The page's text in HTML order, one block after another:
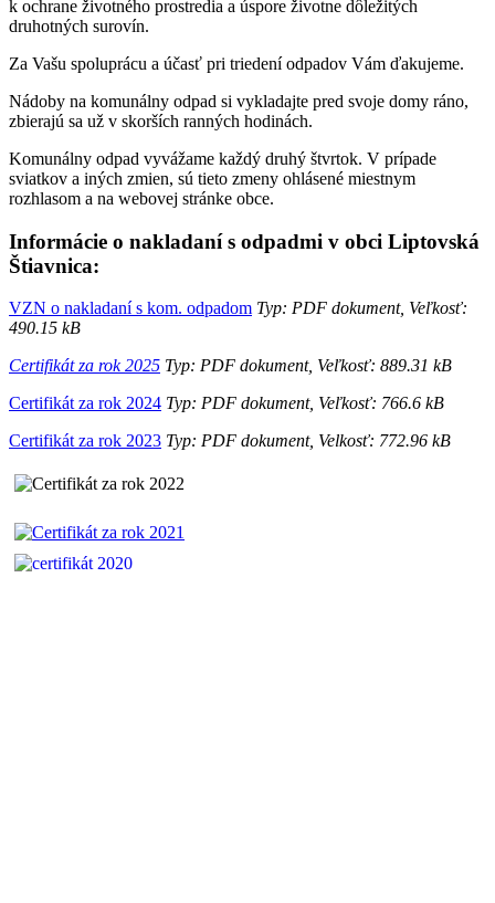
k ochrane životného prostredia a úspore životne dôležitých
druhotných surovín.
Za Vašu spoluprácu a účasť pri triedení odpadov Vám ďakujeme.
Nádoby na komunálny odpad si vykladajte pred svoje domy ráno,
zbierajú sa už v skorších ranných hodinách.
Komunálny odpad vyvážame každý druhý štvrtok. V prípade
sviatkov a iných zmien, sú tieto zmeny ohlásené miestnym
rozhlasom a na webovej stránke obce.
Informácie o nakladaní s odpadmi v obci Liptovská
Štiavnica:
VZN o nakladaní s kom. odpadom Typ: PDF dokument, Veľkosť:
490.15 kB
Certifikát za rok 2025 Typ: PDF dokument, Veľkosť: 889.31 kB
Certifikát za rok 2024 Typ: PDF dokument, Veľkosť: 766.6 kB
Certifikát za rok 2023 Typ: PDF dokument, Velkosť: 772.96 kB